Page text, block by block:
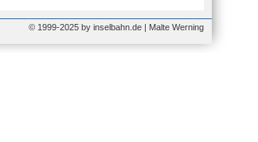
© 1999-2025 by inselbahn.de | Malte Werning